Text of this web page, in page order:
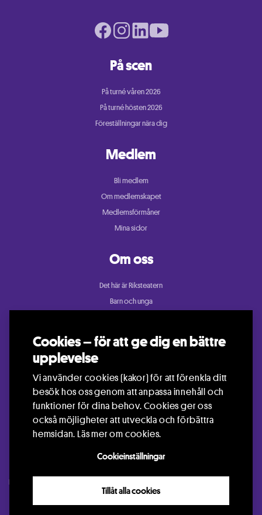
Cookies – för att ge dig en bättre
upplevelse
Vi använder cookies (kakor) för att förenkla ditt
besök hos oss genom att anpassa innehåll och
funktioner för dina behov. Cookies ger oss
också möjligheter att utveckla och förbättra
hemsidan.Läs mer om cookies.
Cookieinställningar
Tillåt alla cookies
På scen
På turné våren 2026
På turné hösten 2026
Föreställningar nära dig
Medlem
Bli medlem
Om medlemskapet
Medlemsförmåner
Mina sidor
Om oss
Det här är Riksteatern
Barn och unga
Konsert och festival
Samtida cirkus
Teater
Facebook page
Instagram page
LinkedIn pageYoutube page
Kontakt
GDPR
Info om Cookies